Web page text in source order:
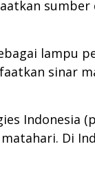
lampu
sinar
Indonesia
Di